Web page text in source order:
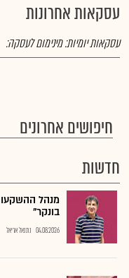
עסקאות אחרונות
עסקאות יומיות:מינימום לעסקה:
חיפושים אחרונים
חדשות
מנהל
בונקר"
04.08.2026 נתנאל אריאל